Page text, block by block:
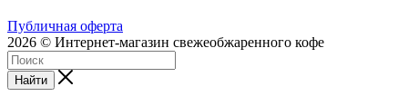
Публичная оферта
2026 © Интернет-магазин свежеобжаренного кофе
Найти